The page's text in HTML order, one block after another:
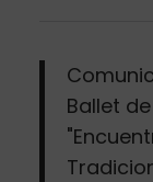
Ballet